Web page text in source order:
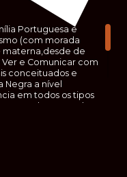
Portuguesa e
(com morada
materna,desde de
Ver e Comunicar com
conceituados e
Negra a nível
em todos os tipos
seus saberes ocultos
a devida